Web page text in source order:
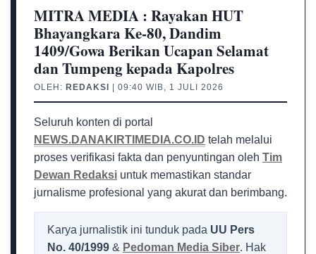
MITRA MEDIA : Rayakan HUT
Bhayangkara Ke-80, Dandim
1409/Gowa Berikan Ucapan Selamat
dan Tumpeng kepada Kapolres
OLEH: REDAKSI | 09:40 WIB, 1 JULI 2026
Seluruh konten di portal
NEWS.DANAKIRTIMEDIA.CO.ID telah melalui
proses verifikasi fakta dan penyuntingan oleh Tim
Dewan Redaksi untuk memastikan standar
jurnalisme profesional yang akurat dan berimbang.
Karya jurnalistik ini tunduk pada UU Pers
No. 40/1999 & Pedoman Media Siber. Hak